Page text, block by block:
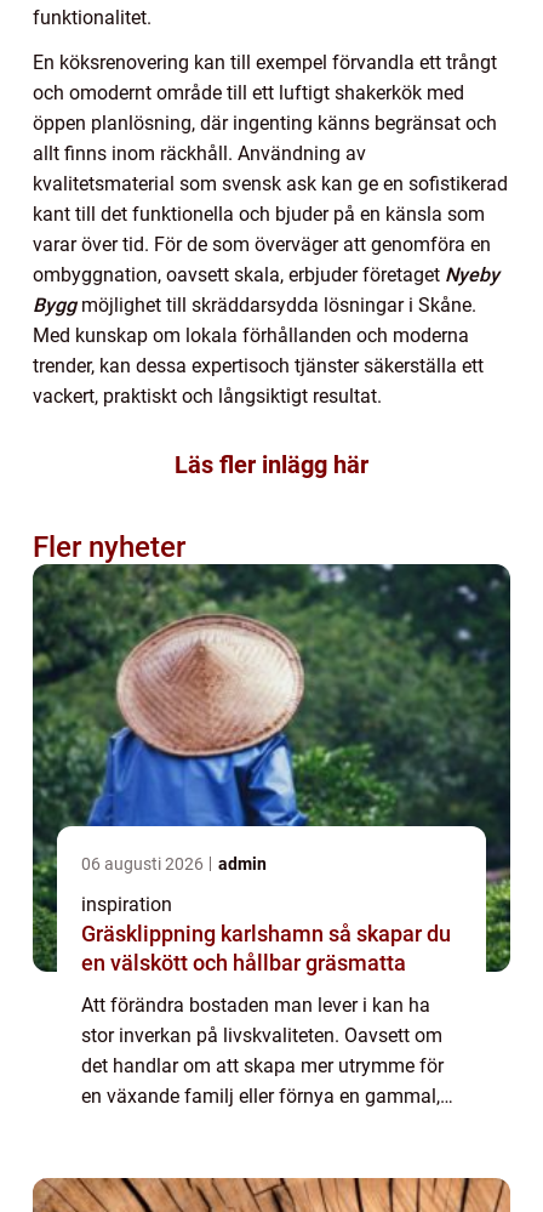
funktionalitet.
En köksrenovering kan till exempel förvandla ett trångt
och omodernt område till ett luftigt shakerkök med
öppen planlösning, där ingenting känns begränsat och
allt finns inom räckhåll. Användning av
kvalitetsmaterial som svensk ask kan ge en sofistikerad
kant till det funktionella och bjuder på en känsla som
varar över tid. För de som överväger att genomföra en
ombyggnation, oavsett skala, erbjuder företaget Nyeby
Bygg möjlighet till skräddarsydda lösningar i Skåne.
Med kunskap om lokala förhållanden och moderna
trender, kan dessa expertisoch tjänster säkerställa ett
vackert, praktiskt och långsiktigt resultat.
Läs fler inlägg här
Fler nyheter
06 augusti 2026 admin
inspiration
Gräsklippning karlshamn så skapar du
en välskött och hållbar gräsmatta
Att förändra bostaden man lever i kan ha
stor inverkan på livskvaliteten. Oavsett om
det handlar om att skapa mer utrymme för
en växande familj eller förnya en gammal,